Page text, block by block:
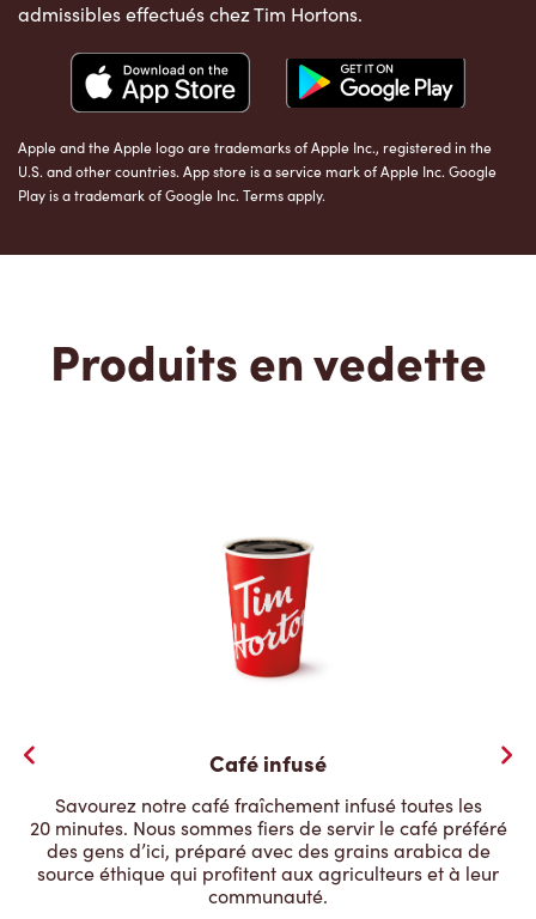
admissibles effectués chez Tim Hortons.
Apple and the Apple logo are trademarks of Apple Inc., registered in the
U.S. and other countries. App store is a service mark of Apple Inc. Google
Play is a trademark of Google Inc. Terms apply.
Produits en vedette
Café infusé
Savourez notre café fraîchement infusé toutes les
20 minutes. Nous sommes fiers de servir le café préféré
des gens d’ici, préparé avec des grains arabica de
source éthique qui profitent aux agriculteurs et à leur
communauté.